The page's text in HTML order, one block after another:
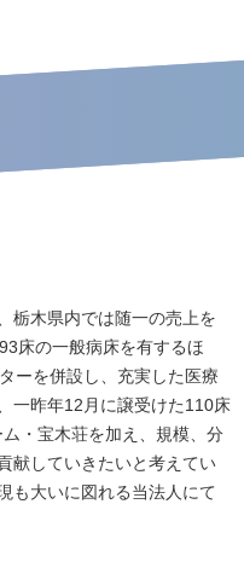
栃木県内では随一の売上を
床の一般病床を有するほ
ーを併設し、充実した医療
一昨年12月に譲受けた110床
・宝木荘を加え、規模、分
献していきたいと考えてい
も大いに図れる当法人にて